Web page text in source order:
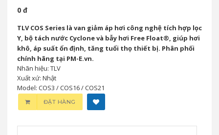
0 đ
TLV COS Series là van giảm áp hơi công nghệ tích hợp lọc
Y, bộ tách nước Cyclone và bẫy hơi Free Float®, giúp hơi
khô, áp suất ổn định, tăng tuổi thọ thiết bị. Phân phối
chính hãng tại PM-E.vn.
Nhãn hiệu: TLV
Xuất xứ: Nhật
Model: COS3 / COS16 / COS21
ĐẶT HÀNG